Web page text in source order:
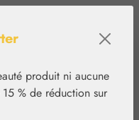
produit ni aucune
% de réduction sur